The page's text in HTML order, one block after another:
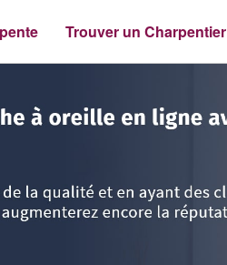
Trouver un Charpentier